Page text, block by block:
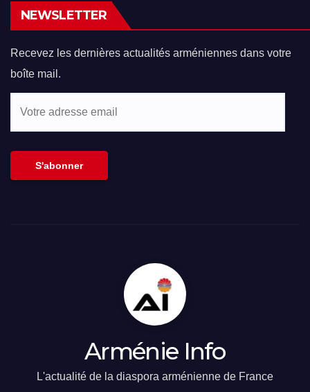
NEWSLETTER
Recevez les dernières actualités arméniennes dans votre
boîte mail.
S'abonner
Arménie Info
L'actualité de la diaspora arménienne de France